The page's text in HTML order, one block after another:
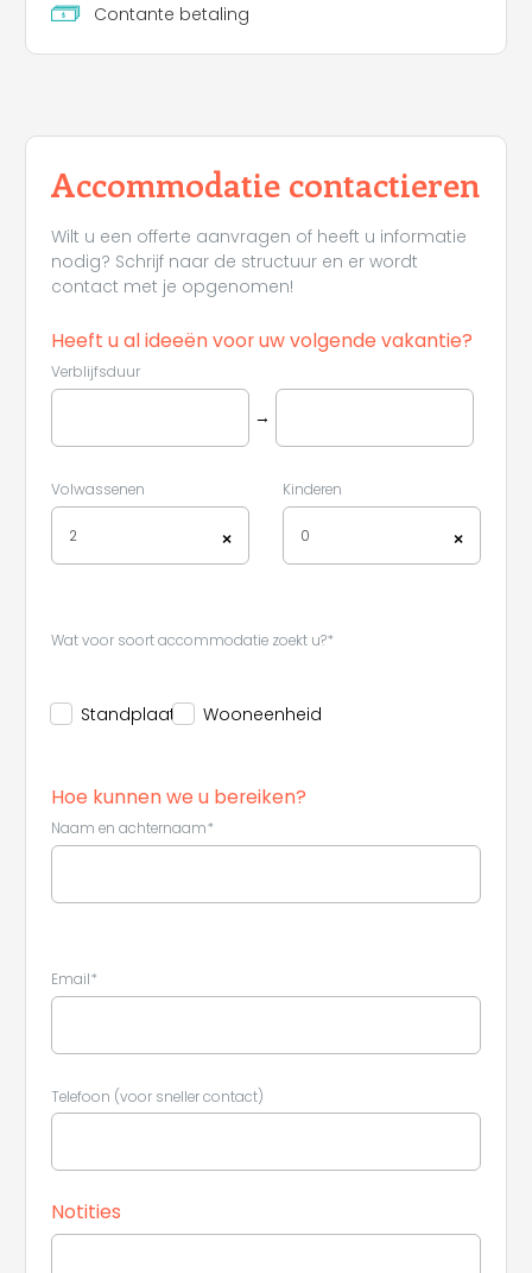
Contante betaling
Accommodatie contactieren
Wilt u een offerte aanvragen of heeft u informatie
nodig? Schrijf naar de structuur en er wordt
contact met je opgenomen!
Heeft u al ideeën voor uw volgende vakantie?
Verblijfsduur
→
Volwassenen
×
2
Kinderen
×
0
Wat voor soort accommodatie zoekt u?*
Standplaats Wooneenheid
Hoe kunnen we u bereiken?
Naam en achternaam*
Email*
Telefoon (voor sneller contact)
Notities